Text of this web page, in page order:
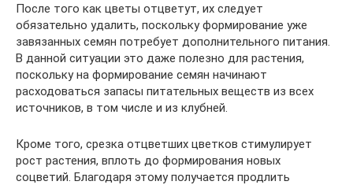
После того как цветы отцветут, их следует
обязательно удалить, поскольку формирование уже
завязанных семян потребует дополнительного питания.
В данной ситуации это даже полезно для растения,
поскольку на формирование семян начинают
расходоваться запасы питательных веществ из всех
источников, в том числе и из клубней.
Кроме того, срезка отцветших цветков стимулирует
рост растения, вплоть до формирования новых
соцветий. Благодаря этому получается продлить